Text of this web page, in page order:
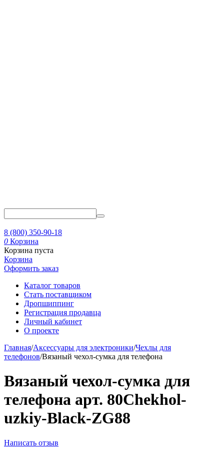
8 (800) 350-90-18
0 Корзина
Корзина пуста
Корзина
Оформить заказ
Каталог товаров
Стать поставщиком
Дропшиппинг
Регистрация продавца
Личный кабинет
О проекте
Главная/Аксессуары для электроники/Чехлы для
телефонов/Вязаный чехол-сумка для телефона
Вязаный чехол-сумка для
телефона арт. 80Chekhol-
uzkiy-Black-ZG88
Написать отзыв